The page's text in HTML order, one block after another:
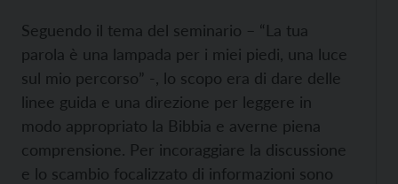
Seguendo il tema del seminario – “La tua
parola è una lampada per i miei piedi, una luce
sul mio percorso” -, lo scopo era di dare delle
linee guida e una direzione per leggere in
modo appropriato la Bibbia e averne piena
comprensione. Per incoraggiare la discussione
e lo scambio focalizzato di informazioni sono